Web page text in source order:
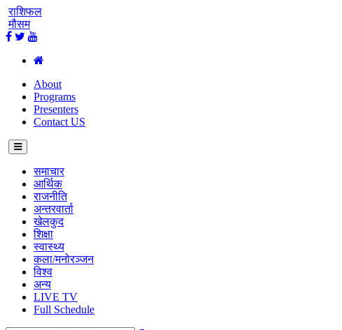
राशिफल
मौसम
About
Programs
Presenters
Contact US
समाचार
आर्थिक
राजनीति
अन्तरवार्ता
खेलकुद
शिक्षा
स्वास्थ्य
कला/मनोरञ्जन
विश्व
अन्य
LIVE TV
Full Schedule